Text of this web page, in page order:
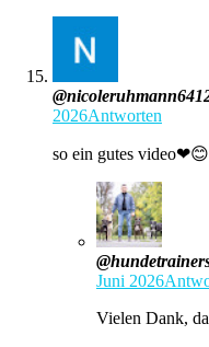
2026Antworten
so ein gutes video❤😊
Juni 2026
Vielen Dank,